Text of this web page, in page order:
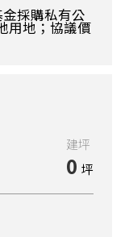
採購私有公
用地；協議價
建坪
0 坪